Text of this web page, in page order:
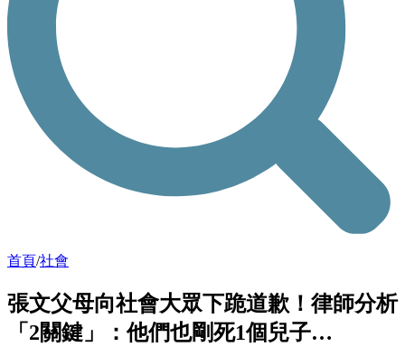
首頁/社會
張文父母向社會大眾下跪道歉！律師分析
「2關鍵」：他們也剛死1個兒子…